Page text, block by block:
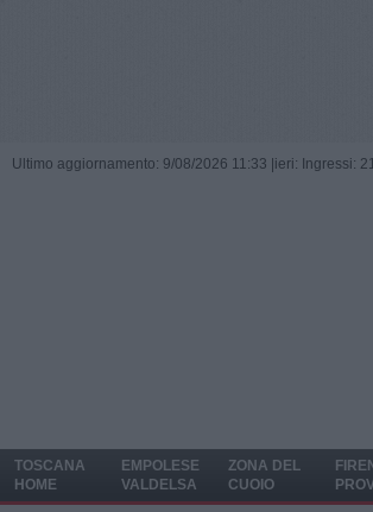
Ultimo aggiornamento: 9/08/2026 11:33 | ieri: Ingressi:
TOSCANA
HOME
EMPOLESE
VALDELSA
ZONA DEL
CUOIO